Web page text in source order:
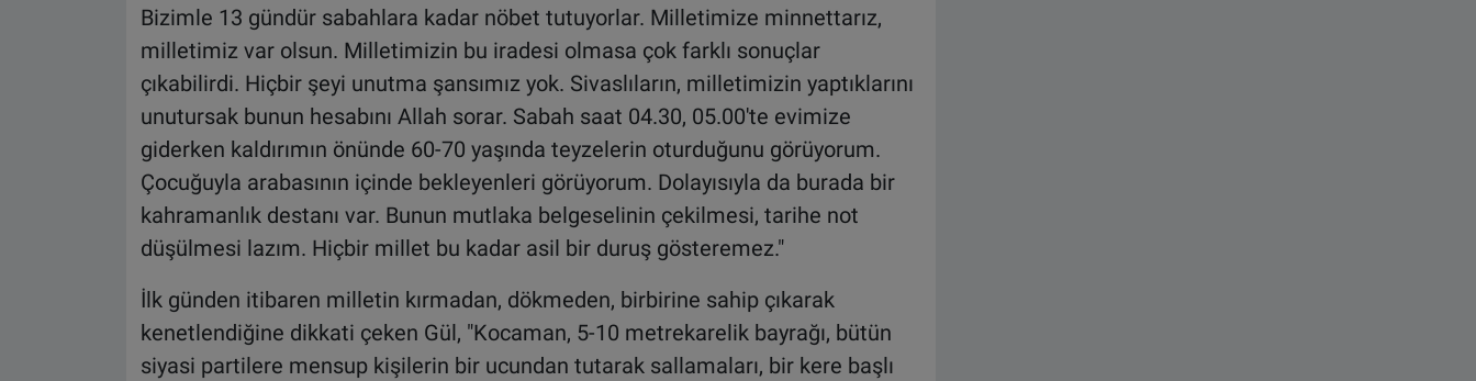
Bizimle 13 gündür sabahlara kadar nöbet tutuyorlar. Milletimize minnettarız,
milletimiz var olsun. Milletimizin bu iradesi olmasa çok farklı sonuçlar
çıkabilirdi. Hiçbir şeyi unutma şansımız yok. Sivaslıların, milletimizin yaptıklarını
unutursak bunun hesabını Allah sorar. Sabah saat 04.30, 05.00'te evimize
giderken kaldırımın önünde 60-70 yaşında teyzelerin oturduğunu görüyorum.
Çocuğuyla arabasının içinde bekleyenleri görüyorum. Dolayısıyla da burada bir
kahramanlık destanı var. Bunun mutlaka belgeselinin çekilmesi, tarihe not
düşülmesi lazım. Hiçbir millet bu kadar asil bir duruş gösteremez."
İlk günden itibaren milletin kırmadan, dökmeden, birbirine sahip çıkarak
kenetlendiğine dikkati çeken Gül, "Kocaman, 5-10 metrekarelik bayrağı, bütün
siyasi partilere mensup kişilerin bir ucundan tutarak sallamaları, bir kere başlı